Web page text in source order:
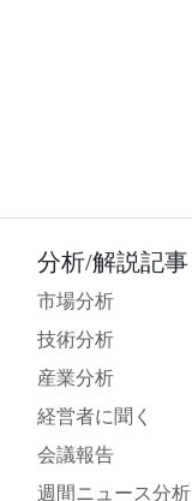
分析/解説記事
市場分析
技術分析
産業分析
経営者に聞く
会議報告
週間ニュース分析